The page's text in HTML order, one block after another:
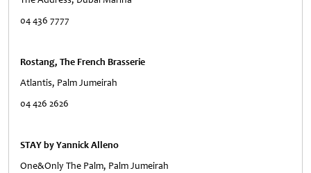
04 436 7777
Rostang, The French Brasserie
Atlantis, Palm Jumeirah
04 426 2626
STAY by Yannick Alleno
One&Only The Palm, Palm Jumeirah